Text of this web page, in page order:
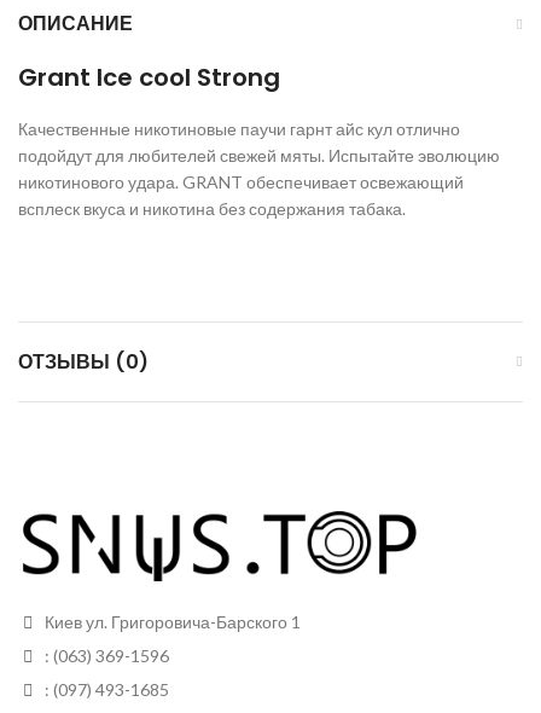
ОПИСАНИЕ
Grant Ice cool Strong
Качественные никотиновые паучи гарнт айс кул отлично
подойдут для любителей свежей мяты. Испытайте эволюцию
никотинового удара. GRANT обеспечивает освежающий
всплеск вкуса и никотина без содержания табака.
ОТЗЫВЫ (0)
Киев ул. Григоровича-Барского 1
: (063) 369-1596
: (097) 493-1685